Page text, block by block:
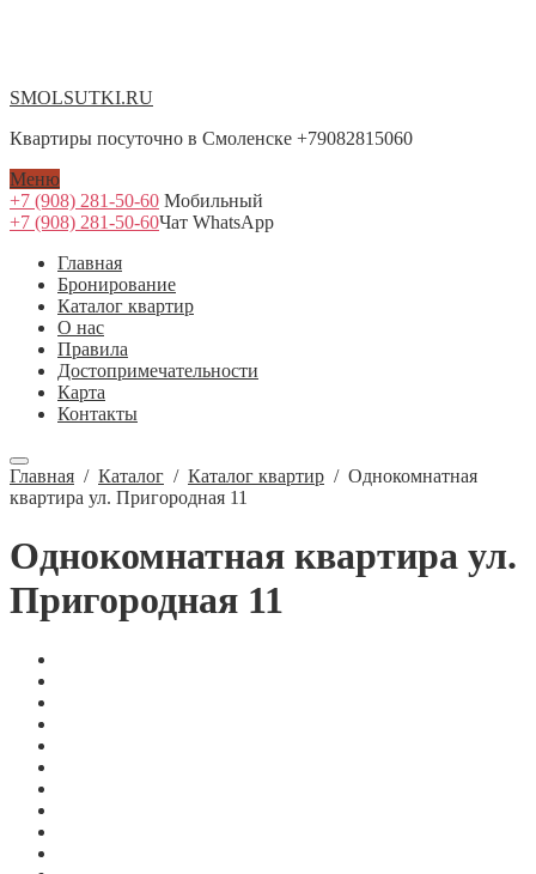
SMOLSUTKI.RU
Квартиры посуточно в Смоленске +79082815060
Меню
+7 (908) 281-50-60 Мобильный
+7 (908) 281-50-60Чат WhatsApp
Главная
Бронирование
Каталог квартир
О нас
Правила
Достопримечательности
Карта
Контакты
Главная / Каталог / Каталог квартир / Однокомнатная
квартира ул. Пригородная 11
Однокомнатная квартира ул.
Пригородная 11